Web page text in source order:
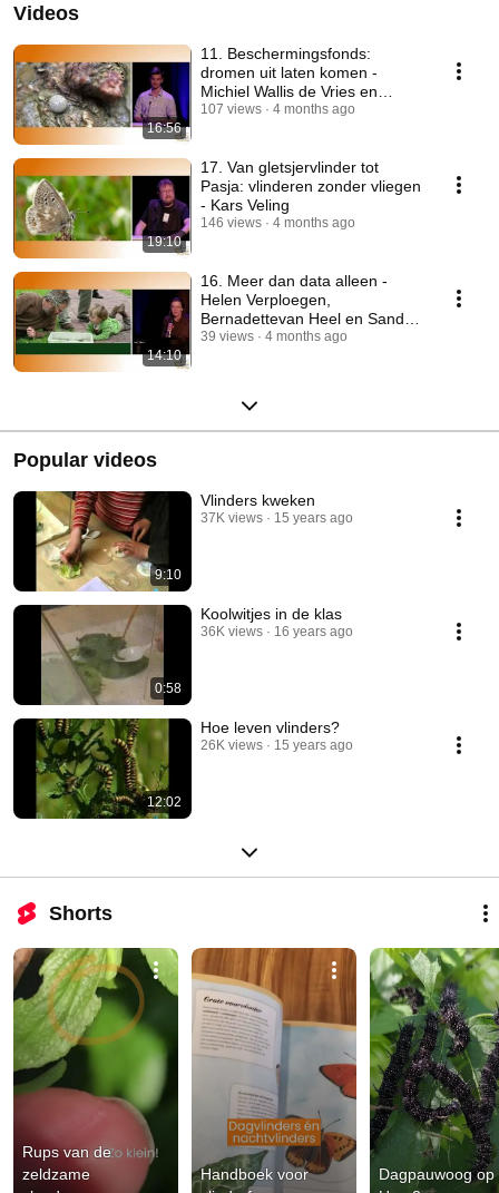
Videos
16:56
11. Beschermingsfonds:
dromen uit laten komen -
Michiel Wallis de Vries en
Wouter Oe
107 views 4 months ago
19:10
17. Van gletsjervlinder tot
Pasja: vlinderen zonder vliegen
- Kars Veling
146 views 4 months ago
14:10
16. Meer dan data alleen -
Helen Verploegen,
Bernadettevan Heel en Sander
Turnhout
39 views 4 months ago
Popular videos
9:10
Vlinders kweken
37K views 15 years ago
0:58
Koolwitjes in de klas
36K views 16 years ago
12:02
Hoe leven vlinders?
26K views 15 years ago
Shorts
Rups van de
zeldzame
Handboek voor
Dagpauwoog op